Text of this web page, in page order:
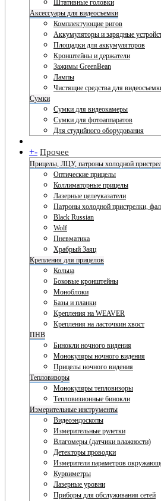
Штативные головки
Аксессуары для видеосъемки
Комплектующие ригов
Аккумуляторы и зарядные
Площадки для аккумуляторов
Кронштейны и держатели
Зажимы GreenBean
Лампы
Чистящие средства для
Сумки
Сумки для видеокамеры
Сумки для фотоаппаратов
Для студийного оборудования
+- Прочее
Прицелы, ЛЦУ, патроны холодной
Оптические прицелы
Коллиматорные прицелы
Лазерные целеуказатели
Патроны холодной пристрелки,
Black Russian
Wolf
Пневматика
Храбрый Заяц
Крепления для прицелов
Кольца
Боковые кронштейны
Моноблоки
Базы и планки
Крепления на WEAVER
Крепления на ласточкин хвост
ПНВ
Бинокли ночного видения
Монокуляры ночного видения
Прицелы ночного видения
Тепловизоры
Монокуляры тепловизоры
Тепловизионные бинокли
Измерительные инструменты
Видеоэндоскопы
Измерительные рулетки
Влагомеры (датчики влажности)
Детекторы проводки
Измерители параметров
Курвиметры
Лазерные уровни
Приборы для обслуживания сетей